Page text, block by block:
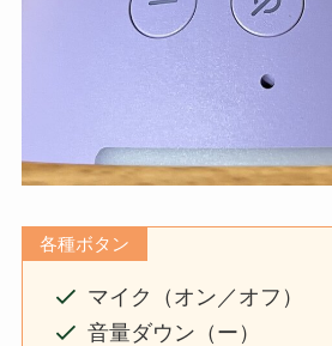
各種ボタン
マイク（オン／オフ）
音量ダウン（ー）